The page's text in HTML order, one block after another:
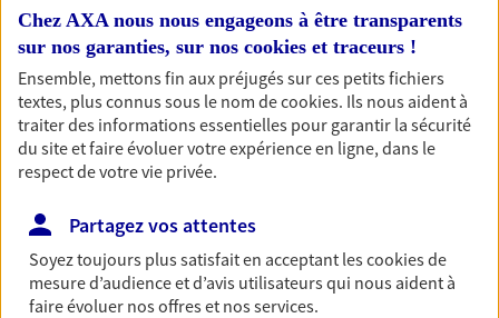
Nos offres phares
Épargne
Réalisez vos projets grâce à votre épargne : achat
immobilier, études des enfants ou voyage autour
du monde… Épargnez à votre rythme et
simplement, selon votre profil.
Découvrir les offres Épargne
Chez AXA nous nous engageons à être transparents
sur nos garanties, sur nos cookies et traceurs !
Ensemble, mettons fin aux préjugés sur ces petits fichiers
textes, plus connus sous le nom decookies. Ils nous aident à
traiter des informations essentielles pour garantir la sécurité
du site et faire évoluer votre expérience en ligne, dans le
respect de votre vie privée.
Partagez vos attentes
Soyez toujours plus satisfait en acceptant lescookiesde
mesure d’audience et d’avis utilisateurs qui nous aident à
faire évoluer nos offres et nos services.